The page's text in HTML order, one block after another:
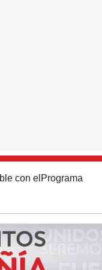
con el Programa